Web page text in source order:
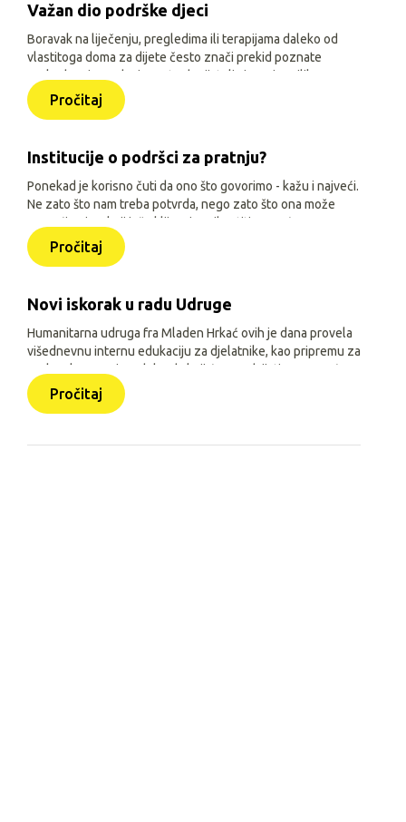
Važan dio podrške djeci
Boravak na liječenju, pregledima ili terapijama daleko od
vlastitoga doma za dijete često znači prekid poznate
svakodnevice, odvojenost od prijatelja i manje prilika za
igru, učenje i druženje. Zato je, uz siguran smještaj i
osnovne životne uvjete, važno djeci omogućiti sadržaje
Pročitaj
Institucije o podršci za pratnju?
Ponekad je korisno čuti da ono što govorimo - kažu i najveći.
Ne zato što nam treba potvrda, nego zato što ona može
pomoći onima koji još oklijevaju prihvatiti pomoć.
Pročitaj
Novi iskorak u radu Udruge
Humanitarna udruga fra Mladen Hrkać ovih je dana provela
višednevnu internu edukaciju za djelatnike, kao pripremu za
prelazak na novi model rada koji će se odvijati uz pomoć
triju aplikacija: Pomozimo zajedno (javna), HUMH HUB i
HUMH GO (obje interne).
Pročitaj